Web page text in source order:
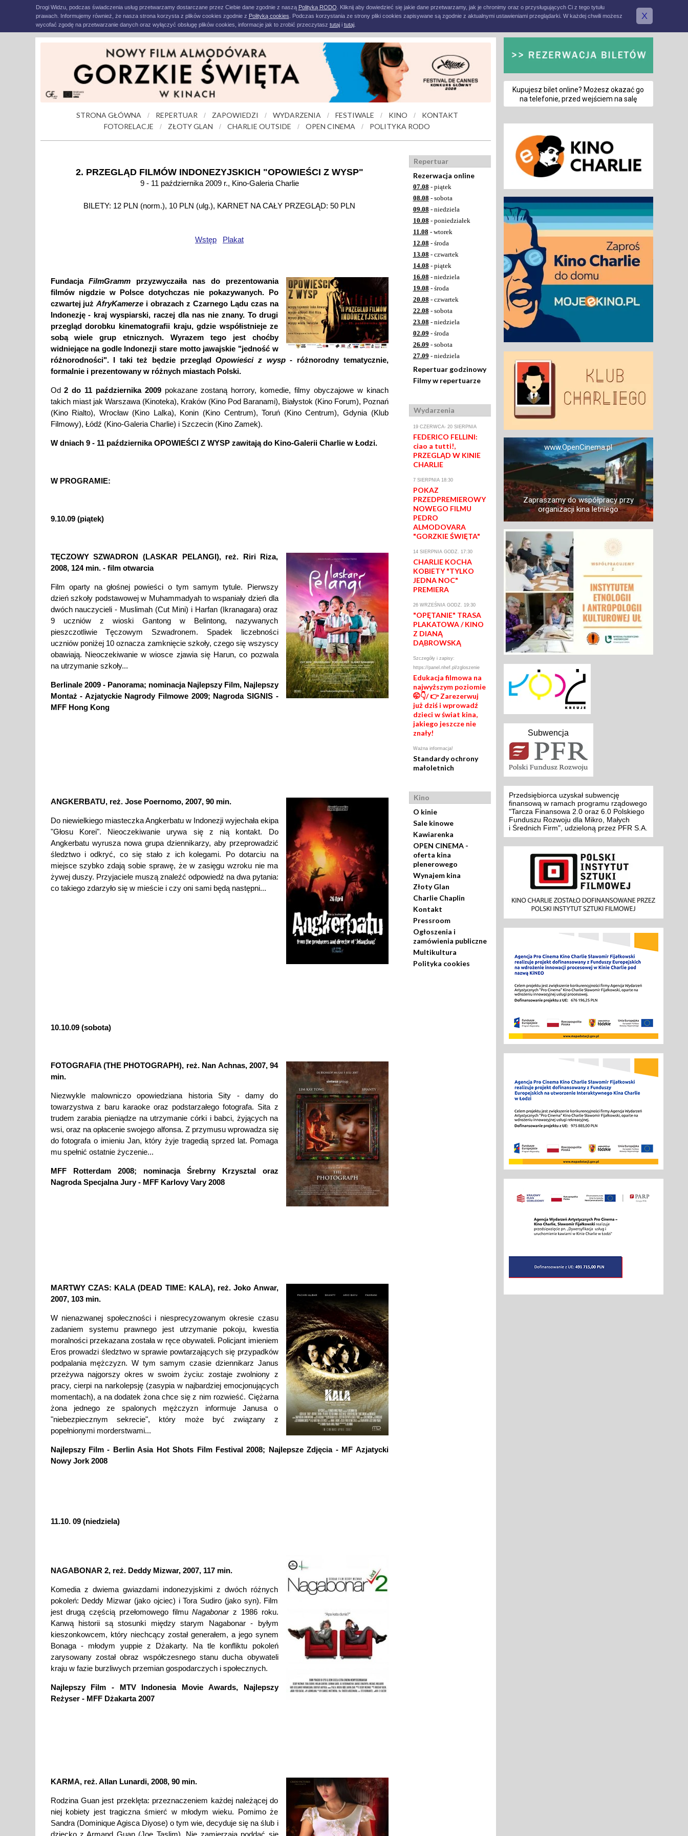
Drogi Widzu, podczas świadczenia usług przetwarzamy dostarczane przez Ciebie dane zgodnie z naszą Polityką RODO . Kliknij aby dowiedzieć się jakie dane przetwarzamy, jak je chronimy oraz o przysługujących Ci z tego tytułu
prawach. Informujemy również, że nasza strona korzysta z plików cookies zgodnie z Polityką cookies . Podczas korzystania ze strony pliki cookies zapisywane są zgodnie z aktualnymi ustawieniami przeglądarki. W każdej chwili możesz
wycofać zgodę na przetwarzanie danych oraz wyłączyć obsługę plików cookies, informacje jak to zrobić przeczytasz tutaji tutaj.
X
STRONA GŁÓWNA / REPERTUAR / ZAPOWIEDZI / WYDARZENIA / FESTIWALE / KINO /
KONTAKT
FOTORELACJE
/ ZŁOTY GLAN / CHARLIE OUTSIDE / OPEN CINEMA / POLITYKA RODO
2. PRZEGLĄD FILMÓW INDONEZYJSKICH "OPOWIEŚCI Z WYSP"
9 - 11 października 2009 r., Kino-Galeria Charlie
BILETY: 12 PLN (norm.), 10 PLN (ulg.), KARNET NA CAŁY PRZEGLĄD: 50 PLN
Wstęp Plakat
FundacjaFilmGramm przyzwyczaiła nas do prezentowania
filmów nigdzie w Polsce dotychczas nie pokazywanych. Po
czwartej jużAfryKamerze i obrazach z Czarnego Lądu czas na
Indonezję - kraj wyspiarski, raczej dla nas nie znany. To drugi
przegląd dorobku kinematografii kraju, gdzie współistnieje ze
sobą wiele grup etnicznych. Wyrazem tego jest choćby
widniejące na godle Indonezji stare motto jawajskie "jedność w
różnorodności". I taki też będzie przeglądOpowieści z wysp- różnorodny tematycznie,
formalnie i prezentowany w różnych miastach Polski.
Od2 do 11 października 2009pokazane zostaną horrory, komedie, filmy obyczajowe w kinach
takich miast jak Warszawa (Kinoteka), Kraków (Kino Pod Baranami), Białystok (Kino Forum), Poznań
(Kino Rialto), Wrocław (Kino Lalka), Konin (Kino Centrum), Toruń (Kino Centrum), Gdynia (Klub
Filmowy), Łódź (Kino-Galeria Charlie) i Szczecin (Kino Zamek).
W dniach 9 - 11 października OPOWIEŚCI Z WYSP zawitają do Kino-Galerii Charlie w Łodzi.
W PROGRAMIE:
9.10.09 (piątek)
TĘCZOWY SZWADRON (LASKAR PELANGI), reż. Riri Riza,
2008, 124 min. - film otwarcia
Film oparty na głośnej powieści o tym samym tytule. Pierwszy
dzień szkoły podstawowej w Muhammadyah to wspaniały dzień dla
dwóch nauczycieli - Muslimah (Cut Mini) i Harfan (Ikranagara) oraz
9 uczniów z wioski Gantong w Belintong, nazywanych
pieszczotliwie Tęczowym Szwadronem. Spadek liczebności
uczniów poniżej 10 oznacza zamknięcie szkoły, czego się wszyscy
obawiają. Nieoczekiwanie w wiosce zjawia się Harun, co pozwala
na utrzymanie szkoły...
Berlinale 2009 - Panorama; nominacja Najlepszy Film, Najlepszy
Montaż - Azjatyckie Nagrody Filmowe 2009; Nagroda SIGNIS -
MFF Hong Kong
ANGKERBATU, reż. Jose Poernomo, 2007, 90 min.
Do niewielkiego miasteczka Angkerbatu w Indonezji wyjechała ekipa
"Głosu Korei". Nieoczekiwanie urywa się z nią kontakt. Do
Angkerbatu wyrusza nowa grupa dziennikarzy, aby przeprowadzić
śledztwo i odkryć, co się stało z ich kolegami. Po dotarciu na
miejsce szybko zdają sobie sprawę, że w zasięgu wzroku nie ma
żywej duszy. Przyjaciele muszą znaleźć odpowiedź na dwa pytania:
co takiego zdarzyło się w mieście i czy oni sami będą następni...
10.10.09 (sobota)
FOTOGRAFIA (THE PHOTOGRAPH), reż. Nan Achnas, 2007, 94
min.
Niezwykle malowniczo opowiedziana historia Sity - damy do
towarzystwa z baru karaoke oraz podstarzałego fotografa. Sita z
trudem zarabia pieniądze na utrzymanie córki i babci, żyjących na
wsi, oraz na opłacenie swojego alfonsa. Z przymusu wprowadza się
do fotografa o imieniu Jan, który żyje tragedią sprzed lat. Pomaga
mu spełnić ostatnie życzenie...
MFF Rotterdam 2008; nominacja Śrebrny Krzysztal oraz
Nagroda Specjalna Jury - MFF Karlovy Vary 2008
MARTWY CZAS: KALA (DEAD TIME: KALA), reż. Joko Anwar,
2007, 103 min.
W nienazwanej społeczności i niesprecyzowanym okresie czasu
zadaniem systemu prawnego jest utrzymanie pokoju, kwestia
moralności przekazana została w ręce obywateli. Policjant imieniem
Eros prowadzi śledztwo w sprawie powtarzających się przypadków
podpalania mężczyzn. W tym samym czasie dziennikarz Janus
przeżywa najgorszy okres w swoim życiu: zostaje zwolniony z
pracy, cierpi na narkolepsję (zasypia w najbardziej emocjonujących
momentach), a na dodatek żona chce się z nim rozwieść. Ciężarna
żona jednego ze spalonych mężczyzn informuje Janusa o
"niebezpiecznym sekrecie", który może być związany z
popełnionymi morderstwami...
Najlepszy Film - Berlin Asia Hot Shots Film Festival 2008; Najlepsze Zdjęcia - MF Azjatycki
Nowy Jork 2008
11.10. 09 (niedziela)
NAGABONAR 2, reż. Deddy Mizwar, 2007, 117 min.
Komedia z dwiema gwiazdami indonezyjskimi z dwóch różnych
pokoleń: Deddy Mizwar (jako ojciec) i Tora Sudiro (jako syn). Film
jest drugą częścią przełomowego filmuNagabonarz 1986 roku.
Kanwą historii są stosunki między starym Nagabonar - byłym
kieszonkowcem, który niechcący został generałem, a jego synem
Bonaga - młodym yuppie z Dżakarty. Na tle konfliktu pokoleń
zarysowany został obraz współczesnego stanu ducha obywateli
kraju w fazie burzliwych przemian gospodarczych i społecznych.
Najlepszy Film - MTV Indonesia Movie Awards, Najlepszy
Reżyser - MFF Dżakarta 2007
KARMA, reż. Allan Lunardi, 2008, 90 min.
Rodzina Guan jest przeklęta: przeznaczeniem każdej należącej do
niej kobiety jest tragiczna śmierć w młodym wieku. Pomimo że
Sandra (Dominique Agisca Diyose) o tym wie, decyduje się na ślub i
Repertuar
Rezerwacja online
07.08 - piątek
08.08 - sobota
09.08 - niedziela
10.08 - poniedziałek
11.08 - wtorek
12.08 - środa
13.08 - czwartek
14.08 - piątek
16.08 - niedziela
19.08 - środa
20.08 - czwartek
22.08 - sobota
23.08 - niedziela
02.09 - środa
26.09 - sobota
27.09 - niedziela
Repertuar godzinowy
Filmy w repertuarze
Wydarzenia
19 CZERWCA- 20 SIERPNIA
FEDERICO FELLINI:
ciao a tutti!,
PRZEGLĄD W KINIE
CHARLIE
7 SIERPNIA 18:30
POKAZ
PRZEDPREMIEROWY
NOWEGO FILMU
PEDRO
ALMODOVARA
"GORZKIE ŚWIĘTA"
14 SIERPNIA GODZ. 17:30
CHARLIE KOCHA
KOBIETY "TYLKO
JEDNA NOC"
PREMIERA
26 WRZEŚNIA GODZ. 19:30
"OPĘTANIE" TRASA
PLAKATOWA / KINO
Z DIANĄ
DĄBROWSKĄ
Szczegóły i zapisy:
https://panel.nhef.pl/zgloszenie
Edukacja filmowa na
najwyższym poziomie
🤭👇/ 👉 Zarezerwuj
już dziś i wprowadź
dzieci w świat kina,
jakiego jeszcze nie
znały!
Ważna informacja!
Standardy ochrony
małoletnich
Kino
O kinie
Sale kinowe
Kawiarenka
OPEN CINEMA -
oferta kina
plenerowego
Wynajem kina
Złoty Glan
Charlie Chaplin
Kontakt
Pressroom
Ogłoszenia i
zamówienia publiczne
Multikultura
Polityka cookies
Kupujesz bilet online? Możesz okazać go
na telefonie, przed wejściem na salę
www.OpenCinema.pl
Zapraszamy do współpracy przy
organizacji kina letniego
Subwencja
Przedsiębiorca uzyskał subwencję
finansową w ramach programu rządowego
"Tarcza Finansowa 2.0 oraz 6.0 Polskiego
Funduszu Rozwoju dla Mikro, Małych
i Średnich Firm", udzieloną przez PFR S.A.